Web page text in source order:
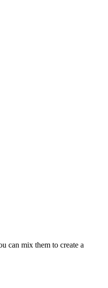
can mix them to create a